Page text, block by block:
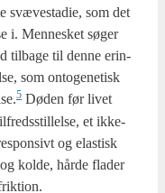
svæ­ve­sta­die, som det
i. Men­ne­sket søger
til­ba­ge til den­ne erin­
som onto­ge­ne­tisk
5 Døden før livet
et ikke-
og ela­stisk
kol­de, hår­de fla­der